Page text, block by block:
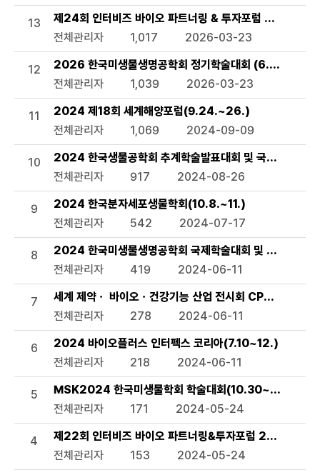
13
제24회 인터비즈 바이오 파트너링 & 투자포럼 2026
전체관리자
1,017 2026-03-23
12
2026 한국미생물생명공학회 정기학술대회 (6.24.(수
전체관리자
1,039 2026-03-23
11
2024 제18회 세계해양포럼(9.24.~26.)
전체관리자
1,069 2024-09-09
10
2024 한국생물공학회 추계학술발표대회 및 국제 심포
전체관리자
917 2024-08-26
9
2024 한국분자세포생물학회(10.8.~11.)
전체관리자
542 2024-07-17
8
2024 한국미생물생명공학회 국제학술대회 및 정기학
전체관리자
419 2024-06-11
7
세계 제약ㆍ 바이오ㆍ건강기능 산업 전시회 CPHI/ Hi
전체관리자
278 2024-06-11
6
2024 바이오플러스 인터펙스 코리아(7.10~12.)
전체관리자
218 2024-06-11
5
MSK2024 한국미생물학회 학술대회(10.30~11.1.)
전체관리자
171 2024-05-24
4
제22회 인터비즈 바이오 파트너링&투자포럼
전체관리자
153 2024-05-24